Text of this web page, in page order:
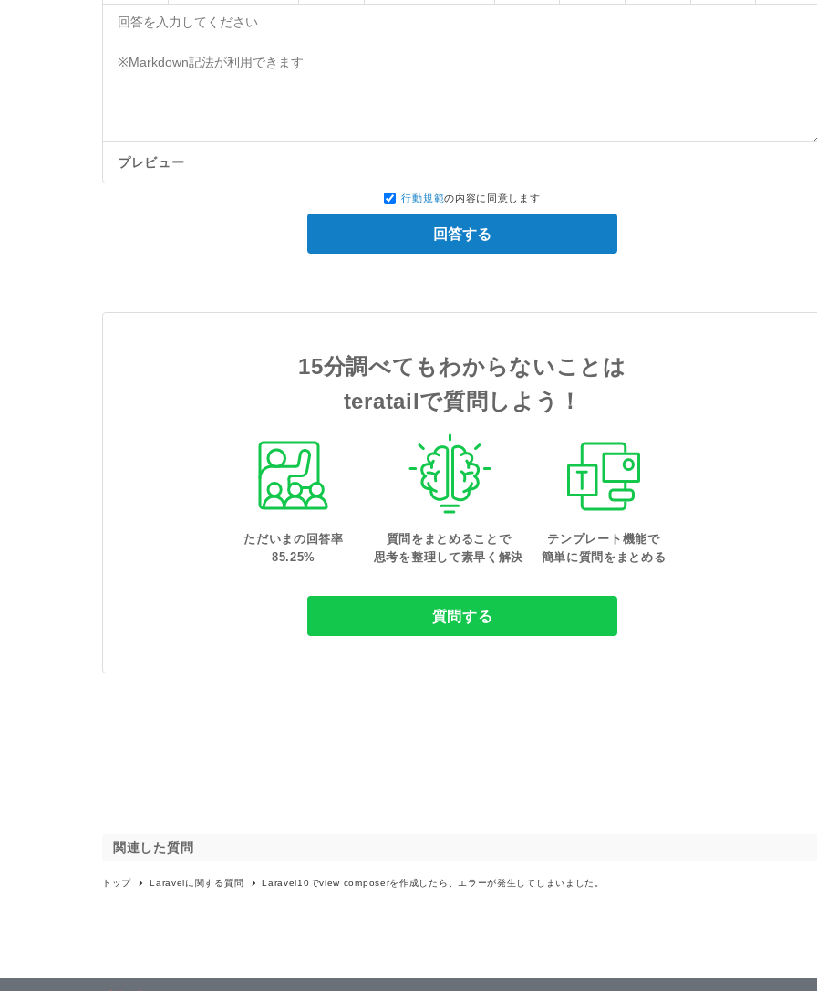
プレビュー
行動規範の内容に同意します
回答する
15分調べてもわからないことは
teratailで質問しよう！
ただいまの回答率
85.25%
質問をまとめることで
思考を整理して素早く解決
テンプレート機能で
簡単に質問をまとめる
質問する
関連した質問
トップ Laravelに関する質問 Laravel10でview composerを作成したら、エラーが発生してしまいました。